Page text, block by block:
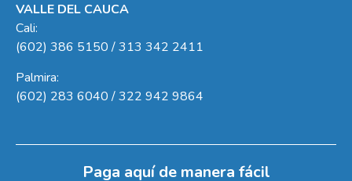
VALLE DEL CAUCA
Cali:
(602) 386 5150 / 313 342 2411
Palmira:
(602) 283 6040 / 322 942 9864
Paga aquí de manera fácil